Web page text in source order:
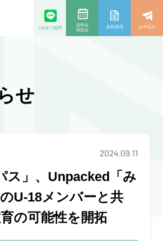
LINEで質問
説明会
相談会
資料請求 お申込み
せ
ス」、Unpacked「み
U-18メンバーと共
の可能性を開拓
2024.09.11